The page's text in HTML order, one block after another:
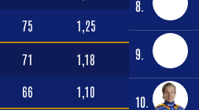
75 1,25
71 1,18
66 1,10
8.
9.
10.